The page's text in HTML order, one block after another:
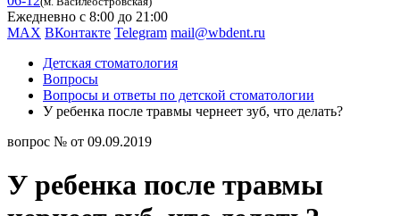
Ежедневно с 8:00 до 21:00
MAX ВКонтакте Telegram mail@wbdent.ru
Детская стоматология
Вопросы
Вопросы и ответы по детской стоматологии
У ребенка после травмы чернеет зуб, что делать?
вопрос № от 09.09.2019
У ребенка после травмы